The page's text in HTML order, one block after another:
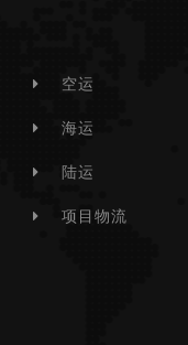
空运
海运
陆运
项目物流